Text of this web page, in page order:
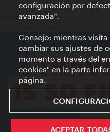
Contacto para la prensa
Ajustes de cookie
configuración por
avanzada".
Consejo: mientras
cambiar sus ajustes de
momento a través del
cookies" en la parte
página.
ACEPTAR